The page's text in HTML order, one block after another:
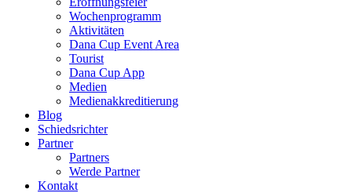
Wochenprogramm
Aktivitäten
Dana Cup Event Area
Tourist
Dana Cup App
Medien
Medienakkreditierung
Blog
Schiedsrichter
Partner
Partners
Werde Partner
Kontakt